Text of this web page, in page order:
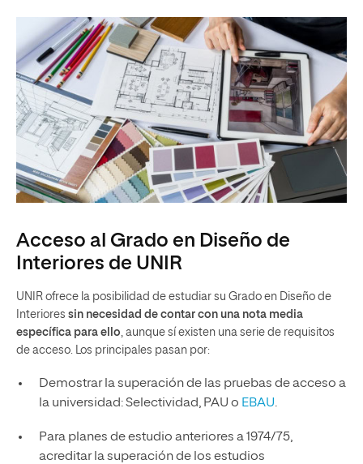
Acceso al Grado en Diseño de
Interiores de UNIR
UNIR ofrece la posibilidad de estudiar su Grado en Diseño de
Interiores sin necesidad de contar con una nota media
específica para ello, aunque sí existen una serie de requisitos
de acceso. Los principales pasan por:
Demostrar la superación de las pruebas de acceso a
la universidad: Selectividad, PAU o EBAU.
Para planes de estudio anteriores a 1974/75,
acreditar la superación de los estudios